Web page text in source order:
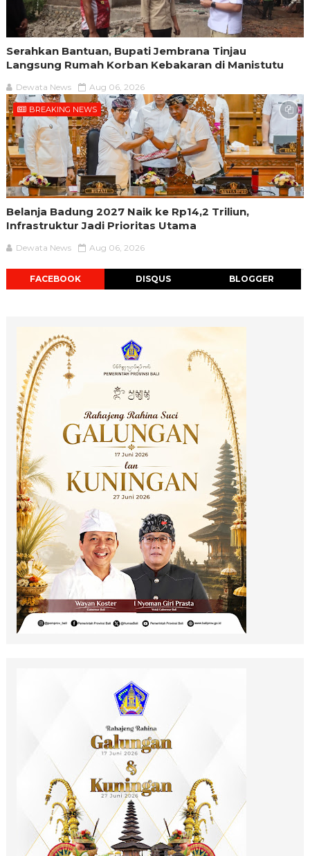
Serahkan Bantuan, Bupati Jembrana Tinjau
Langsung Rumah Korban Kebakaran di Manistutu
Dewata News Aug 06, 2026
BREAKING NEWS
Belanja Badung 2027 Naik ke Rp14,2 Triliun,
Infrastruktur Jadi Prioritas Utama
Dewata News Aug 06, 2026
FACEBOOK DISQUS BLOGGER